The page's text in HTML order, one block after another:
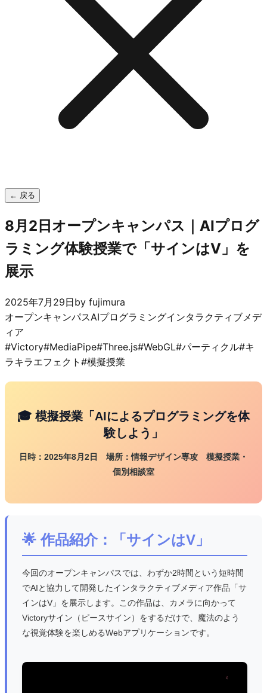
← 戻る
8月2日オープンキャンパス｜AIプログ
ラミング体験授業で「サインはV」を
展示
2025年7月29日by fujimura
オープンキャンパスAIプログラミングインタラクティブメデ
ィア
#Victory#MediaPipe#Three.js#WebGL#パーティクル#キ
ラキラエフェクト #模擬授業
🎓 模擬授業「AIによるプログラミングを体
験しよう」
日時：2025年8月2日 場所：情報デザイン専攻 模擬授業・
個別相談室
🌟 作品紹介：「サインはV」
今回のオープンキャンパスでは、わずか2時間という短時間
でAIと協力して開発したインタラクティブメディア作品「サ
インはV」を展示します。この作品は、カメラに向かって
Victoryサイン（ピースサイン）をするだけで、魔法のよう
な視覚体験を楽しめるWebアプリケーションです。